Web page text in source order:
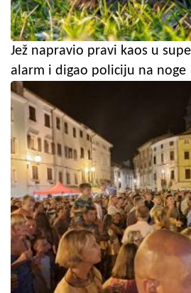
Jež napravio pravi kaos u
alarm i digao policiju na noge